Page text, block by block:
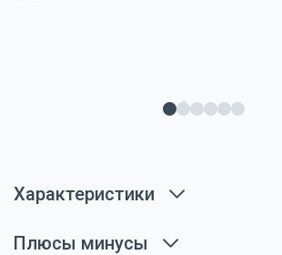
Характеристики
Плюсы минусы